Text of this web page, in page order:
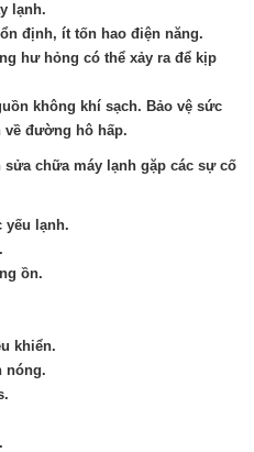
lạnh.
định, ít tốn hao điện năng.
hư hỏng có thể xảy ra để kịp
không khí sạch. Bảo vệ sức
về đường hô hấp.
chữa máy lạnh gặp các sự cố
yếu lạnh.
ồn.
khiển.
nóng.